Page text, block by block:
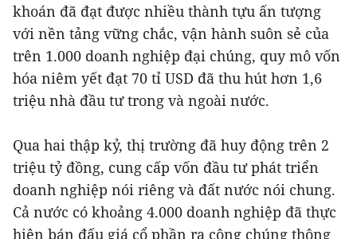
khoán đã đạt được nhiều thành tựu ấn tượng
với nền tảng vững chắc, vận hành suôn sẻ của
trên 1.000 doanh nghiệp đại chúng, quy mô vốn
hóa niêm yết đạt 70 tỉ USD đã thu hút hơn 1,6
triệu nhà đầu tư trong và ngoài nước.
Qua hai thập kỷ, thị trường đã huy động trên 2
triệu tỷ đồng, cung cấp vốn đầu tư phát triển
doanh nghiệp nói riêng và đất nước nói chung.
Cả nước có khoảng 4.000 doanh nghiệp đã thực
hiện bán đấu giá cổ phần ra công chúng thông